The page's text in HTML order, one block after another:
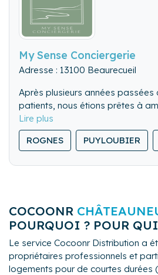
My Sense Conciergerie
Adresse : 13100 Beaurecueil
Après plusieurs années passées
patients, nous étions prêtes à
professionnel. Créer notre
évidence afin de poursuivre ce
animé : l’accompagnement
et la satisfaction de vos hôtes.
ROGNES PUYLOUBIER
COCOONR
POURQUOI ? POUR
Le service Cocoonr Distribution a
propriétaires professionnels et
logements pour de courtes durées